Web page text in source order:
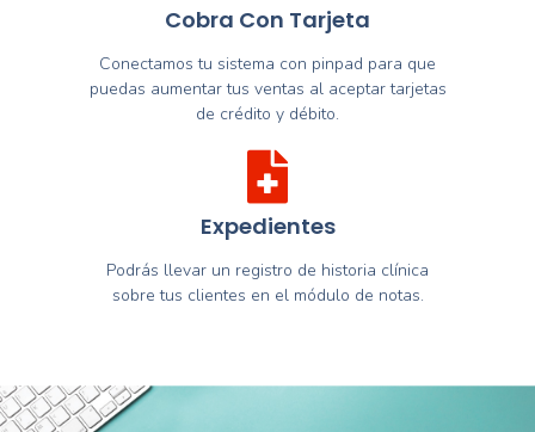
Cobra Con Tarjeta
Conectamos tu sistema con pinpad para que
puedas aumentar tus ventas al aceptar tarjetas
de crédito y débito.
Expedientes
Podrás llevar un registro de historia clínica
sobre tus clientes en el módulo de notas.